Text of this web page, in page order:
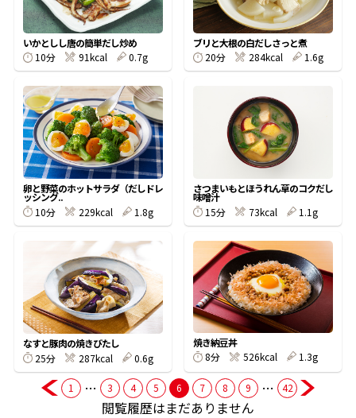
だし粉
商品情報一覧
おすすめサイト
新鮮一番
氷熟®︎
だしパック
いかとしし唐の簡単だし炒め
10分
91kcal 0.7g
ブリと大根の白だしさっと煮
20分
284kcal 1.6g
卵と野菜のホットサラダ（だしドレ
ッシング..
10分
229kcal 1.8g
さつまいもとほうれん草のコクだし
味噌汁
15分
73kcal 1.1g
なすと豚肉の焼きびたし
25分
287kcal 0.6g
焼き納豆丼
8分
526kcal 1.3g
1 … 3 4 5 6 7 8 9 … 42
閲覧履歴はまだありません